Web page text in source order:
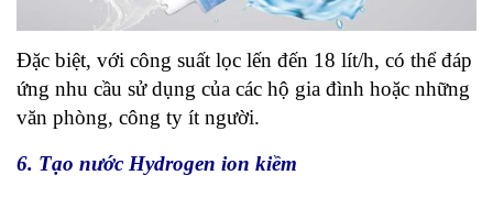
Đặc biệt, với công suất lọc lến đến 18 lít/h, có thể đáp
ứng nhu cầu sử dụng của các hộ gia đình hoặc những
văn phòng, công ty ít người.
6. Tạo nước Hydrogen ion kiềm